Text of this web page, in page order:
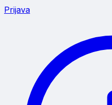
Prijava